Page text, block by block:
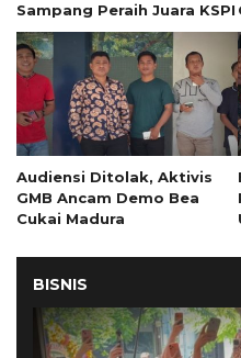
Sampang Peraih Juara KSPI
Audiensi Ditolak, Aktivis
GMB Ancam Demo Bea
Cukai Madura
BISNIS